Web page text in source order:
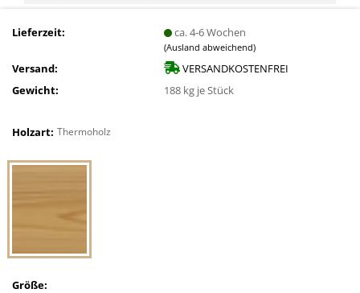
Lieferzeit: ca. 4-6 Wochen
(Ausland abweichend)
Versand:
VERSANDKOSTENFREI
Gewicht:
188 kg je Stück
Holzart: Thermoholz
Größe: